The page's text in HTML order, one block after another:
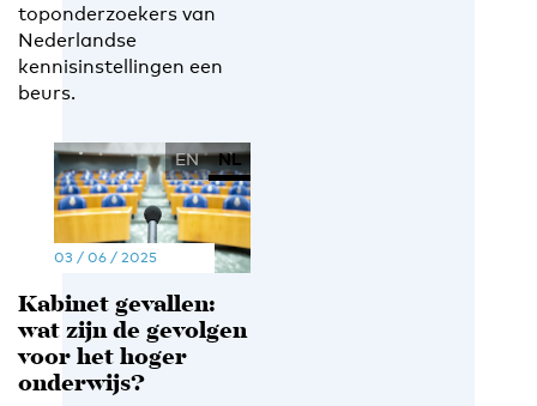
toponderzoekers van
Nederlandse
kennisinstellingen een
beurs.
EN NL
03 / 06 / 2025
Kabinet gevallen:
wat zijn de gevolgen
voor het hoger
onderwijs?